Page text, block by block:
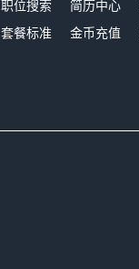
职位搜索 简历中心
套餐标准
金币充值